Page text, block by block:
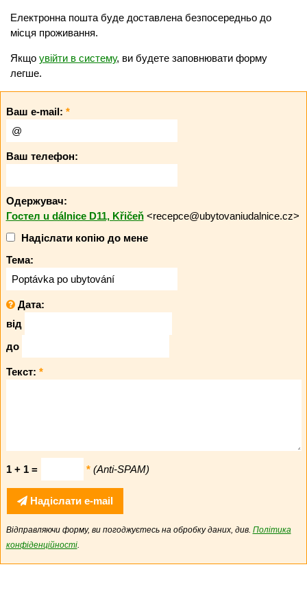
Електронна пошта буде доставлена безпосередньо до
місця проживання.
Якщо увійти в систему, ви будете заповнювати форму
легше.
Ваш e-mail: *
Ваш телефон:
Одержувач:
Гостел u dálnice D11, Křičeň<recepce@ubytovaniudalnice.cz>
Надіслати копію до мене
Тема:
Дата:
від
до
Текст: *
1 + 1 = * (Anti-SPAM)
Надіслати e-mail
Відправляючи форму, ви погоджуєтесь на обробку даних, див. Політика
конфіденційності.